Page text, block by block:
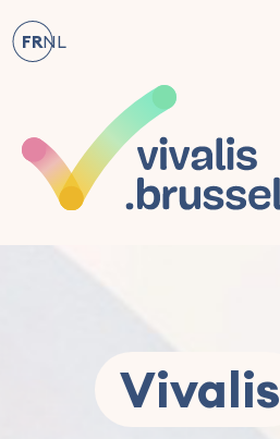
FRNL
Vivalis